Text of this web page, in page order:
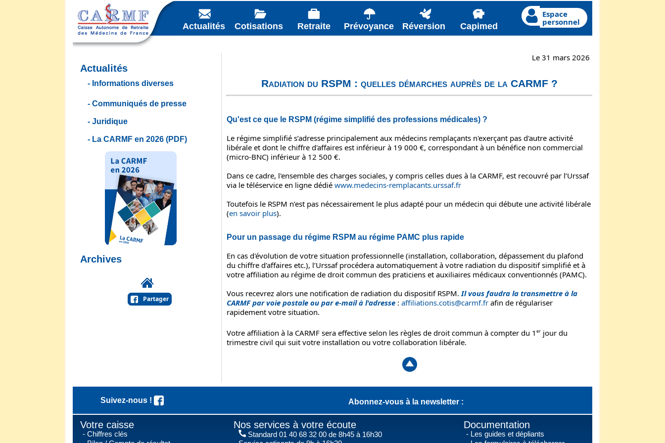
Actualités Cotisations Retraite Prévoyance Réversion Capimed
Espace
personnel
Actualités
Informations diverses
Communiqués de presse
Juridique
La CARMF en 2026 (PDF)
Archives
Partager
Le 31 mars 2026
Radiation du RSPM : quelles démarches auprès de la CARMF ?
Qu'est ce que le RSPM (régime simplifié des professions médicales) ?
Le régime simplifié s’adresse principalement aux médecins remplaçants n'exerçant pas d'autre activité
libérale et dont le chiffre d'affaires est inférieur à 19 000 €, correspondant à un bénéfice non commercial
(micro-BNC) inférieur à 12 500 €.
Dans ce cadre, l'ensemble des charges sociales, y compris celles dues à la CARMF, est recouvré par l’Urssaf
via le téléservice en ligne dédié www.medecins-remplacants.urssaf.fr
Toutefois le RSPM n’est pas nécessairement le plus adapté pour un médecin qui débute une activité libérale
(en savoir plus).
Pour un passage du régime RSPM au régime PAMC plus rapide
En cas d'évolution de votre situation professionnelle (installation, collaboration, dépassement du plafond
du chiffre d'affaires etc.), l’Urssaf procédera automatiquement à votre radiation du dispositif simplifié et à
votre affiliation au régime de droit commun des praticiens et auxiliaires médicaux conventionnés (PAMC).
Vous recevrez alors une notification de radiation du dispositif RSPM. Il vous faudra la transmettre à la
CARMF par voie postale ou par e-mail à l'adresse : affiliations.cotis@carmf.fr afin de régulariser
rapidement votre situation.
Votre affiliation à la CARMF sera effective selon les règles de droit commun à compter du 1 er jour du
trimestre civil qui suit votre installation ou votre collaboration libérale.
Suivez-nous ! Abonnez-vous à la newsletter :
Votre caisse
Chiffres clés
Documentation
Les guides et dépliants
Nos services à votre écoute
Standard 01 40 68 32 00 de 8h45 à 16h30